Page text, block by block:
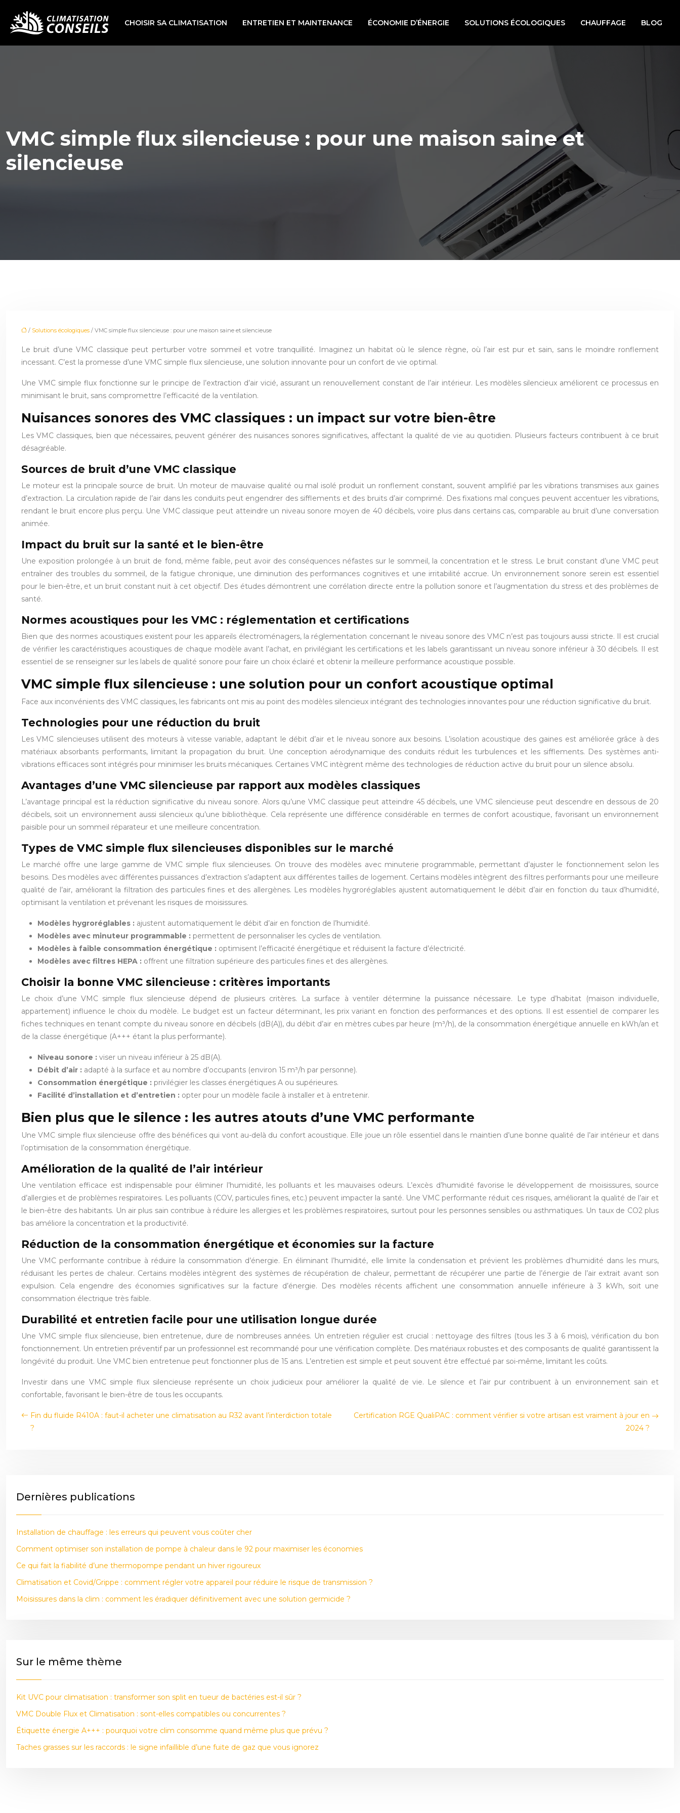
CHOISIR SA CLIMATISATION ENTRETIEN ET MAINTENANCE ÉCONOMIE D’ÉNERGIE SOLUTIONS ÉCOLOGIQUES CHAUFFAGE BLOG
VMC simple flux silencieuse : pour une maison saine et
silencieuse
/ Solutions écologiques / VMC simple flux silencieuse : pour une maison saine et silencieuse
Le bruit d’une VMC classique peut perturber votre sommeil et votre tranquillité. Imaginez un habitat où le silence règne, où l’air est pur et sain, sans le moindre ronflement
incessant. C’est la promesse d’une VMC simple flux silencieuse, une solution innovante pour un confort de vie optimal.
Une VMC simple flux fonctionne sur le principe de l’extraction d’air vicié, assurant un renouvellement constant de l’air intérieur. Les modèles silencieux améliorent ce processus en
minimisant le bruit, sans compromettre l’efficacité de la ventilation.
Nuisances sonores des VMC classiques : un impact sur votre bien-être
Les VMC classiques, bien que nécessaires, peuvent générer des nuisances sonores significatives, affectant la qualité de vie au quotidien. Plusieurs facteurs contribuent à ce bruit
désagréable.
Sources de bruit d’une VMC classique
Le moteur est la principale source de bruit. Un moteur de mauvaise qualité ou mal isolé produit un ronflement constant, souvent amplifié par les vibrations transmises aux gaines
d’extraction. La circulation rapide de l’air dans les conduits peut engendrer des sifflements et des bruits d’air comprimé. Des fixations mal conçues peuvent accentuer les vibrations,
rendant le bruit encore plus perçu. Une VMC classique peut atteindre un niveau sonore moyen de 40 décibels, voire plus dans certains cas, comparable au bruit d’une conversation
animée.
Impact du bruit sur la santé et le bien-être
Une exposition prolongée à un bruit de fond, même faible, peut avoir des conséquences néfastes sur le sommeil, la concentration et le stress. Le bruit constant d’une VMC peut
entraîner des troubles du sommeil, de la fatigue chronique, une diminution des performances cognitives et une irritabilité accrue. Un environnement sonore serein est essentiel
pour le bien-être, et un bruit constant nuit à cet objectif. Des études démontrent une corrélation directe entre la pollution sonore et l’augmentation du stress et des problèmes de
santé.
Normes acoustiques pour les VMC : réglementation et certifications
Bien que des normes acoustiques existent pour les appareils électroménagers, la réglementation concernant le niveau sonore des VMC n’est pas toujours aussi stricte. Il est crucial
de vérifier les caractéristiques acoustiques de chaque modèle avant l’achat, en privilégiant les certifications et les labels garantissant un niveau sonore inférieur à 30 décibels. Il est
essentiel de se renseigner sur les labels de qualité sonore pour faire un choix éclairé et obtenir la meilleure performance acoustique possible.
VMC simple flux silencieuse : une solution pour un confort acoustique optimal
Face aux inconvénients des VMC classiques, les fabricants ont mis au point des modèles silencieux intégrant des technologies innovantes pour une réduction significative du bruit.
Technologies pour une réduction du bruit
Les VMC silencieuses utilisent des moteurs à vitesse variable, adaptant le débit d’air et le niveau sonore aux besoins. L’isolation acoustique des gaines est améliorée grâce à des
matériaux absorbants performants, limitant la propagation du bruit. Une conception aérodynamique des conduits réduit les turbulences et les sifflements. Des systèmes anti-
vibrations efficaces sont intégrés pour minimiser les bruits mécaniques. Certaines VMC intègrent même des technologies de réduction active du bruit pour un silence absolu.
Avantages d’une VMC silencieuse par rapport aux modèles classiques
L’avantage principal est la réduction significative du niveau sonore. Alors qu’une VMC classique peut atteindre 45 décibels, une VMC silencieuse peut descendre en dessous de 20
décibels, soit un environnement aussi silencieux qu’une bibliothèque. Cela représente une différence considérable en termes de confort acoustique, favorisant un environnement
paisible pour un sommeil réparateur et une meilleure concentration.
Types de VMC simple flux silencieuses disponibles sur le marché
Le marché offre une large gamme de VMC simple flux silencieuses. On trouve des modèles avec minuterie programmable, permettant d’ajuster le fonctionnement selon les
besoins. Des modèles avec différentes puissances d’extraction s’adaptent aux différentes tailles de logement. Certains modèles intègrent des filtres performants pour une meilleure
qualité de l’air, améliorant la filtration des particules fines et des allergènes. Les modèles hygroréglables ajustent automatiquement le débit d’air en fonction du taux d’humidité,
optimisant la ventilation et prévenant les risques de moisissures.
Modèles hygroréglables : ajustent automatiquement le débit d’air en fonction de l’humidité.
Modèles avec minuteur programmable : permettent de personnaliser les cycles de ventilation.
Modèles à faible consommation énergétique : optimisent l’efficacité énergétique et réduisent la facture d’électricité.
Modèles avec filtres HEPA : offrent une filtration supérieure des particules fines et des allergènes.
Choisir la bonne VMC silencieuse : critères importants
Le choix d’une VMC simple flux silencieuse dépend de plusieurs critères. La surface à ventiler détermine la puissance nécessaire. Le type d’habitat (maison individuelle,
appartement) influence le choix du modèle. Le budget est un facteur déterminant, les prix variant en fonction des performances et des options. Il est essentiel de comparer les
fiches techniques en tenant compte du niveau sonore en décibels (dB(A)), du débit d’air en mètres cubes par heure (m³/h), de la consommation énergétique annuelle en kWh/an et
de la classe énergétique (A+++ étant la plus performante).
Niveau sonore : viser un niveau inférieur à 25 dB(A).
Débit d’air : adapté à la surface et au nombre d’occupants (environ 15 m³/h par personne).
Consommation énergétique : privilégier les classes énergétiques A ou supérieures.
Facilité d’installation et d’entretien : opter pour un modèle facile à installer et à entretenir.
Bien plus que le silence : les autres atouts d’une VMC performante
Une VMC simple flux silencieuse offre des bénéfices qui vont au-delà du confort acoustique. Elle joue un rôle essentiel dans le maintien d’une bonne qualité de l’air intérieur et dans
l’optimisation de la consommation énergétique.
Amélioration de la qualité de l’air intérieur
Une ventilation efficace est indispensable pour éliminer l’humidité, les polluants et les mauvaises odeurs. L’excès d’humidité favorise le développement de moisissures, source
d’allergies et de problèmes respiratoires. Les polluants (COV, particules fines, etc.) peuvent impacter la santé. Une VMC performante réduit ces risques, améliorant la qualité de l’air et
le bien-être des habitants. Un air plus sain contribue à réduire les allergies et les problèmes respiratoires, surtout pour les personnes sensibles ou asthmatiques. Un taux de CO2 plus
bas améliore la concentration et la productivité.
Réduction de la consommation énergétique et économies sur la facture
Une VMC performante contribue à réduire la consommation d’énergie. En éliminant l’humidité, elle limite la condensation et prévient les problèmes d’humidité dans les murs,
réduisant les pertes de chaleur. Certains modèles intègrent des systèmes de récupération de chaleur, permettant de récupérer une partie de l’énergie de l’air extrait avant son
expulsion. Cela engendre des économies significatives sur la facture d’énergie. Des modèles récents affichent une consommation annuelle inférieure à 3 kWh, soit une
consommation électrique très faible.
Durabilité et entretien facile pour une utilisation longue durée
Une VMC simple flux silencieuse, bien entretenue, dure de nombreuses années. Un entretien régulier est crucial : nettoyage des filtres (tous les 3 à 6 mois), vérification du bon
fonctionnement. Un entretien préventif par un professionnel est recommandé pour une vérification complète. Des matériaux robustes et des composants de qualité garantissent la
longévité du produit. Une VMC bien entretenue peut fonctionner plus de 15 ans. L’entretien est simple et peut souvent être effectué par soi-même, limitant les coûts.
Investir dans une VMC simple flux silencieuse représente un choix judicieux pour améliorer la qualité de vie. Le silence et l’air pur contribuent à un environnement sain et
confortable, favorisant le bien-être de tous les occupants.
Fin du fluide R410A : faut-il acheter une climatisation au R32 avant l’interdiction totale
?
Certification RGE QualiPAC : comment vérifier si votre artisan est vraiment à jour en
2024 ?
Dernières publications
Installation de chauffage : les erreurs qui peuvent vous coûter cher
Comment optimiser son installation de pompe à chaleur dans le 92 pour maximiser les économies
Ce qui fait la fiabilité d’une thermopompe pendant un hiver rigoureux
Climatisation et Covid/Grippe : comment régler votre appareil pour réduire le risque de transmission ?
Moisissures dans la clim : comment les éradiquer définitivement avec une solution germicide ?
Sur le même thème
Kit UVC pour climatisation : transformer son split en tueur de bactéries est-il sûr ?
VMC Double Flux et Climatisation : sont-elles compatibles ou concurrentes ?
Étiquette énergie A+++ : pourquoi votre clim consomme quand même plus que prévu ?
Taches grasses sur les raccords : le signe infaillible d’une fuite de gaz que vous ignorez